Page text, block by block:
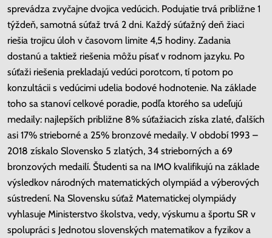
sprevádza zvyčajne dvojica vedúcich. Podujatie trvá približne 1
týždeň, samotná súťaž trvá 2 dni. Každý súťažný deň žiaci
riešia trojicu úloh v časovom limite 4,5 hodiny. Zadania
dostanú a taktiež riešenia môžu písať v rodnom jazyku. Po
súťaži riešenia prekladajú vedúci porotcom, tí potom po
konzultácii s vedúcimi udelia bodové hodnotenie. Na základe
toho sa stanoví celkové poradie, podľa ktorého sa udeľujú
medaily: najlepších približne 8% súťažiacich získa zlaté, ďalších
asi 17% strieborné a 25% bronzové medaily. V období 1993 –
2018 získalo Slovensko 5 zlatých, 34 strieborných a 69
bronzových medailí. Študenti sa na IMO kvalifikujú na základe
výsledkov národných matematických olympiád a výberových
sústredení. Na Slovensku súťaž Matematickej olympiády
vyhlasuje Ministerstvo školstva, vedy, výskumu a športu SR v
spolupráci s Jednotou slovenských matematikov a fyzikov a